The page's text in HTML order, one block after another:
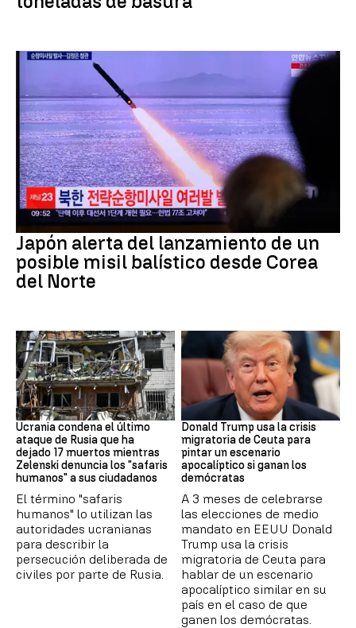
Japón alerta del lanzamiento de un
posible misil balístico desde Corea
del Norte
GUERRRA
Ucrania condena el último
ataque de Rusia que ha
dejado 17 muertos mientras
Zelenski denuncia los "safaris
humanos" a sus ciudadanos
El término "safaris
humanos" lo utilizan las
autoridades ucranianas
para describir la
persecución deliberada de
civiles por parte de Rusia.
EEUU
Donald Trump usa la crisis
migratoria de Ceuta para
pintar un escenario
apocalíptico si ganan los
demócratas
A 3 meses de celebrarse
las elecciones de medio
mandato en EEUU Donald
Trump usa la crisis
migratoria de Ceuta para
hablar de un escenario
apocalíptico similar en su
país en el caso de que
ganen los demócratas.